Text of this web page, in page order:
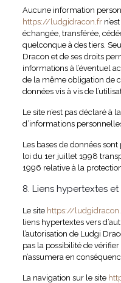
Aucune information
https://ludgidracon.fr
échangée, transférée,
quelconque à des tiers.
Dracon et de ses droits
informations à l’éventuel
de la même obligation de
données vis à vis de
Le site n’est pas déclaré à
d’informations
Les bases de données
loi du 1er juillet 1998
1996 relative à la
8. Liens hypertextes
Le site https://
liens hypertextes vers
l’autorisation de Ludgi
pas la possibilité de
n’assumera en
La navigation sur le site